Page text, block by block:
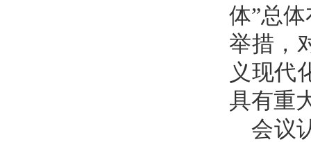
体”总
举措，
义现代
具有重
会议